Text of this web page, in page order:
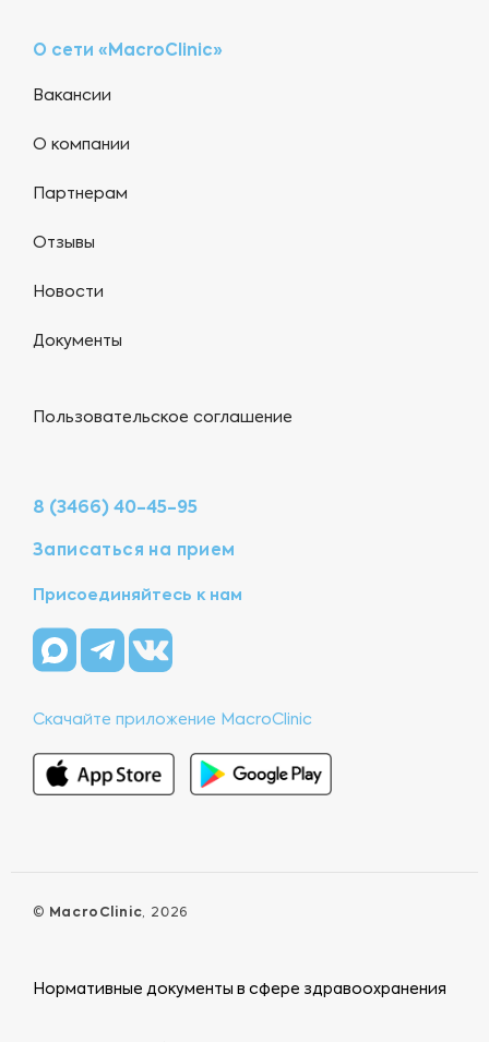
О сети «MacroClinic»
Вакансии
О компании
Партнерам
Отзывы
Новости
Документы
Пользовательское соглашение
8 (3466) 40-45-95
Записаться на прием
Присоединяйтесь к нам
Скачайте приложение MacroClinic
© MacroClinic, 2026
Нормативные документы в сфере здравоохранения